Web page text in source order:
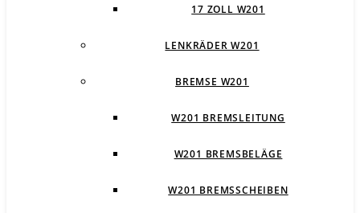
17 ZOLL W201
LENKRÄDER W201
BREMSE W201
W201 BREMSLEITUNG
W201 BREMSBELÄGE
W201 BREMSSCHEIBEN